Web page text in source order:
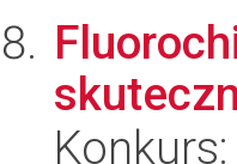
Konkurs: